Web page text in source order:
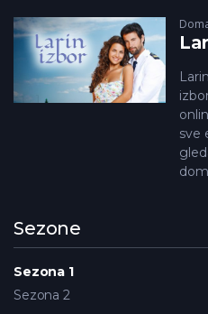
sve
Sezone
Sezona 1
Sezona 2